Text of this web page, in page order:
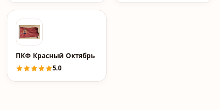
ПКФ Красный Октябрь
5.0